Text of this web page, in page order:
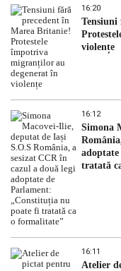
16:20
Tensiuni
violențe
16:12
Simona
tratată
16:11
Atelier